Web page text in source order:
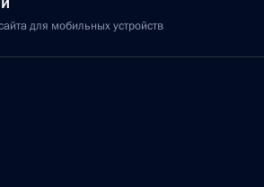
для мобильных устройств